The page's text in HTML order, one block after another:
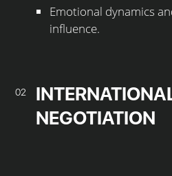
Emotional dynamics
influence.
02
NEGOTIATION